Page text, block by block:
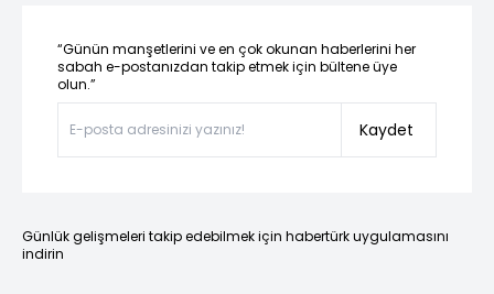
“Günün manşetlerini ve en çok okunan haberlerini her
sabah e-postanızdan takip etmek için bültene üye
olun.”
Kaydet
Günlük gelişmeleri takip edebilmek için habertürk uygulamasını
indirin